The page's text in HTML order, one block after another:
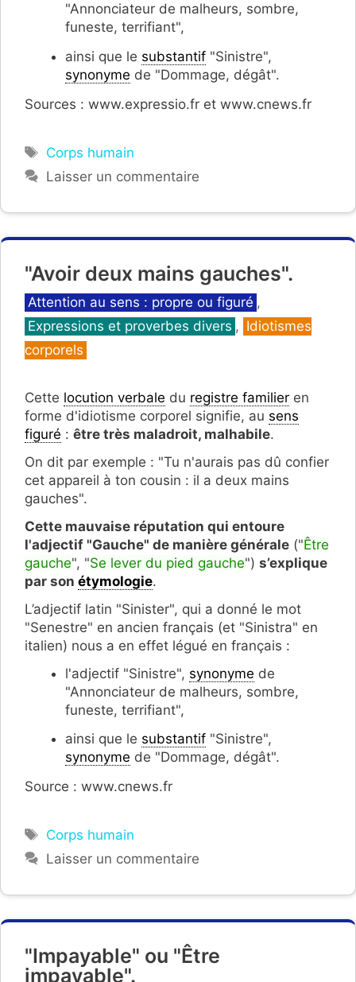
"Annonciateur de malheurs, sombre,
funeste, terrifiant",
ainsi que le substantif "Sinistre",
synonyme de "Dommage, dégât".
Sources : www.expressio.fr et www.cnews.fr
Étiquettes
Corps humain
Laisser un commentaire
"Avoir deux mains gauches".
Catégories
Attention au sens : propre ou figuré ,
Expressions et proverbes divers , Idiotismes
corporels
Cette locution verbale du registre familier en
forme d'idiotisme corporel signifie, au sens
figuré : être très maladroit, malhabile.
On dit par exemple : "Tu n'aurais pas dû confier
cet appareil à ton cousin : il a deux mains
gauches".
Cette mauvaise réputation qui entoure
l'adjectif "Gauche" de manière générale ("Être
gauche", "Se lever du pied gauche") s’explique
par son étymologie.
L’adjectif latin "Sinister", qui a donné le mot
"Senestre" en ancien français (et "Sinistra" en
italien) nous a en effet légué en français :
l'adjectif "Sinistre", synonyme de
"Annonciateur de malheurs, sombre,
funeste, terrifiant",
ainsi que le substantif "Sinistre",
synonyme de "Dommage, dégât".
Source : www.cnews.fr
Étiquettes
Corps humain
Laisser un commentaire
"Impayable" ou "Être
impayable".